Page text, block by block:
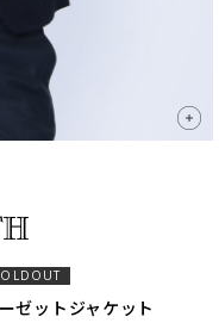
ゼットジャケット